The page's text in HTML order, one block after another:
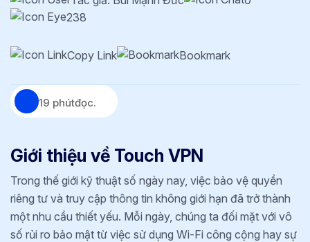
238
Copy Link Bookmark
19 phútđọc.
Giới thiệu về Touch VPN
Trong thế giới kỹ thuật số ngày nay, việc bảo vệ quyền
riêng tư và truy cập thông tin không giới hạn đã trở thành
một nhu cầu thiết yếu. Mỗi ngày, chúng ta đối mặt với vô
số rủi ro bảo mật từ việc sử dụng Wi-Fi công cộng hay sự